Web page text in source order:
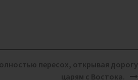
пересох, открывая дорогу
царям с Востока.